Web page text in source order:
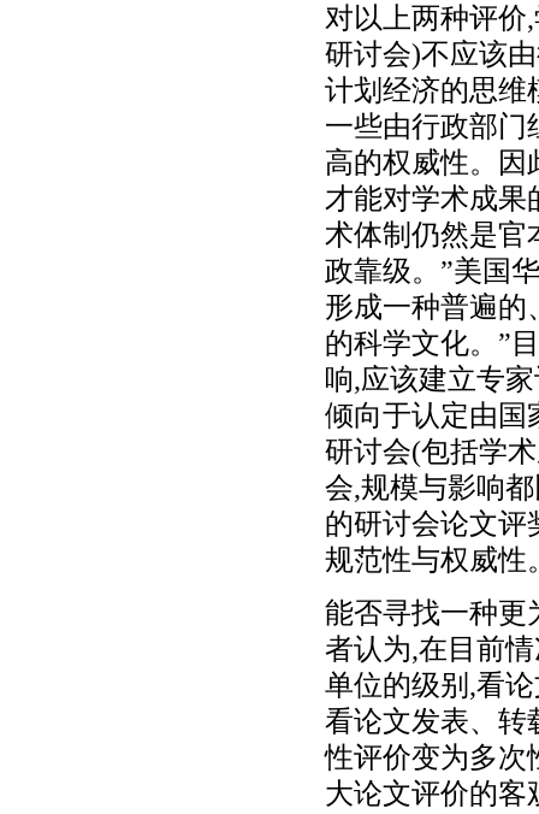
对以上两种评价
研讨会)不应该
计划经济的思维
一些由行政部门
高的权威性。因
才能对学术成果
术体制仍然是官
政靠级。”美国
形成一种普遍的
的科学文化。”
响,应该建立专
倾向于认定由国
研讨会(包括学
会,规模与影响
的研讨会论文评
规范性与权威性
能否寻找一种更
者认为,在目前
单位的级别,看
看论文发表、转
性评价变为多次
大论文评价的客